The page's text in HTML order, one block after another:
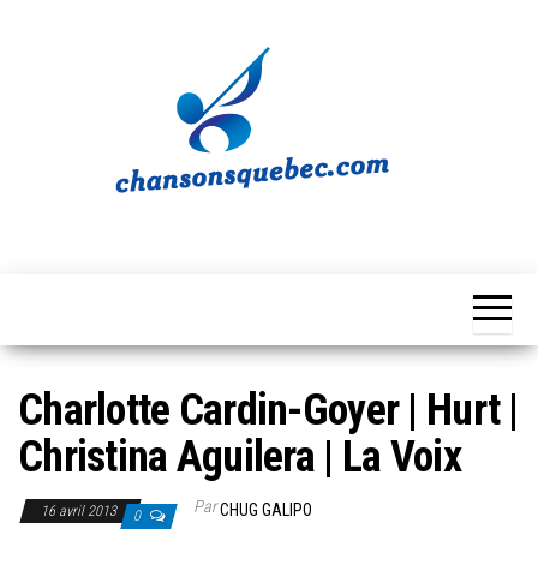
Charlotte Cardin-Goyer | Hurt |
Christina Aguilera | La Voix
16 avril 2013 0 ParCHUG GALIPO